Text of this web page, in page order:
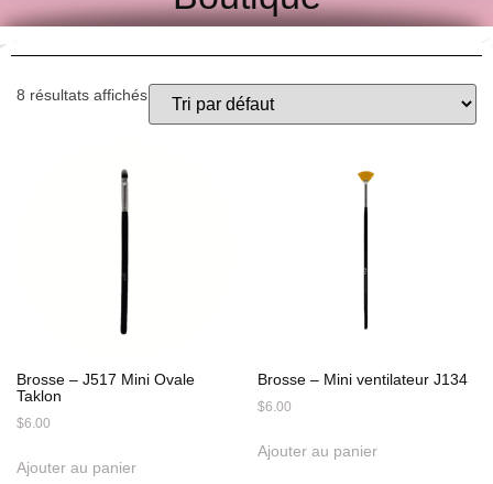
8 résultats affichés
Brosse – J517 Mini Ovale
Taklon
$6.00
Ajouter au panier
Brosse – Mini ventilateur J134
$6.00
Ajouter au panier